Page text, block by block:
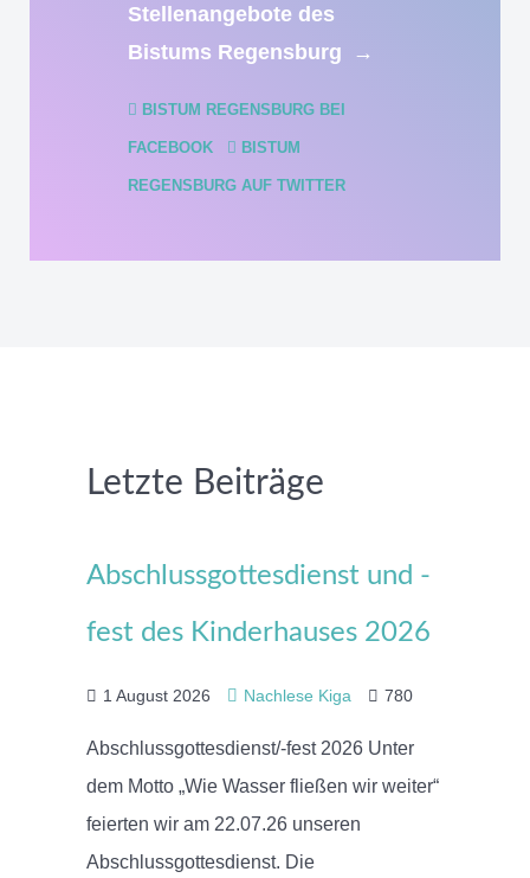
Stellenangebote des
Bistums Regensburg
→
BISTUM REGENSBURG BEI
FACEBOOK BISTUM
REGENSBURG AUF TWITTER
Letzte Beiträge
Abschlussgottesdienst und -
fest des Kinderhauses 2026
1 August 2026 Nachlese Kiga 780
Abschlussgottesdienst/-fest 2026 Unter
dem Motto „Wie Wasser fließen wir weiter“
feierten wir am 22.07.26 unseren
Abschlussgottesdienst. Die